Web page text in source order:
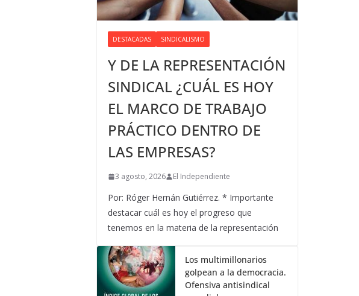
DESTACADAS SINDICALISMO
Y DE LA REPRESENTACIÓN
SINDICAL ¿CUÁL ES HOY
EL MARCO DE TRABAJO
PRÁCTICO DENTRO DE
LAS EMPRESAS?
3 agosto, 2026 El Independiente
Por: Róger Hernán Gutiérrez. * Importante
destacar cuál es hoy el progreso que
tenemos en la materia de la representación
Los multimillonarios
golpean a la democracia.
Ofensiva antisindical